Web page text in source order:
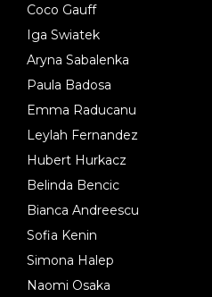
Coco Gauff
Iga Swiatek
Aryna Sabalenka
Paula Badosa
Emma Raducanu
Leylah Fernandez
Hubert Hurkacz
Belinda Bencic
Bianca Andreescu
Sofia Kenin
Simona Halep
Naomi Osaka